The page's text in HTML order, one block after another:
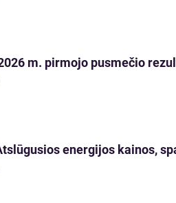
m. pirmojo pusmečio
energijos kainos,